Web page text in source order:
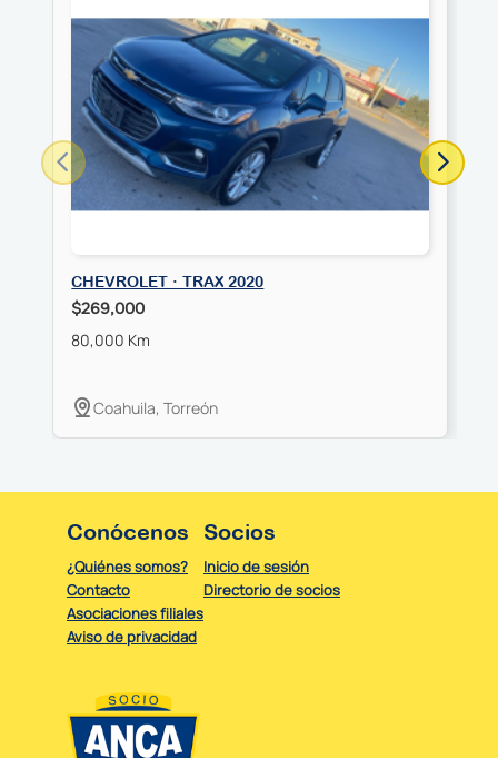
CHEVROLET · TRAX 2020
$269,000
80,000 Km
Coahuila, Torreón
Conócenos
¿Quiénes somos?
Contacto
Asociaciones filiales
Aviso de privacidad
Socios
Inicio de sesión
Directorio de socios